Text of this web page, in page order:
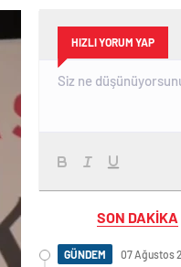
HIZLI YORUM YAP
SON DAKİKA
GÜNDEM 07 Ağustos